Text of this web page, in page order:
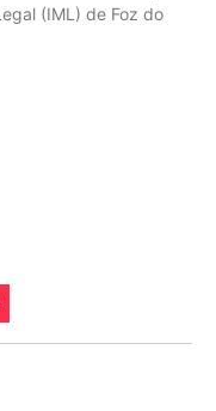
(IML) de Foz do